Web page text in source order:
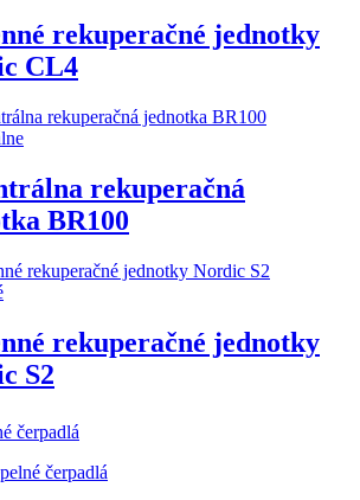
rekuperačné jednotky
CL4
rekuperačná
BR100
rekuperačné jednotky
S2
čerpadlá
čerpadlá